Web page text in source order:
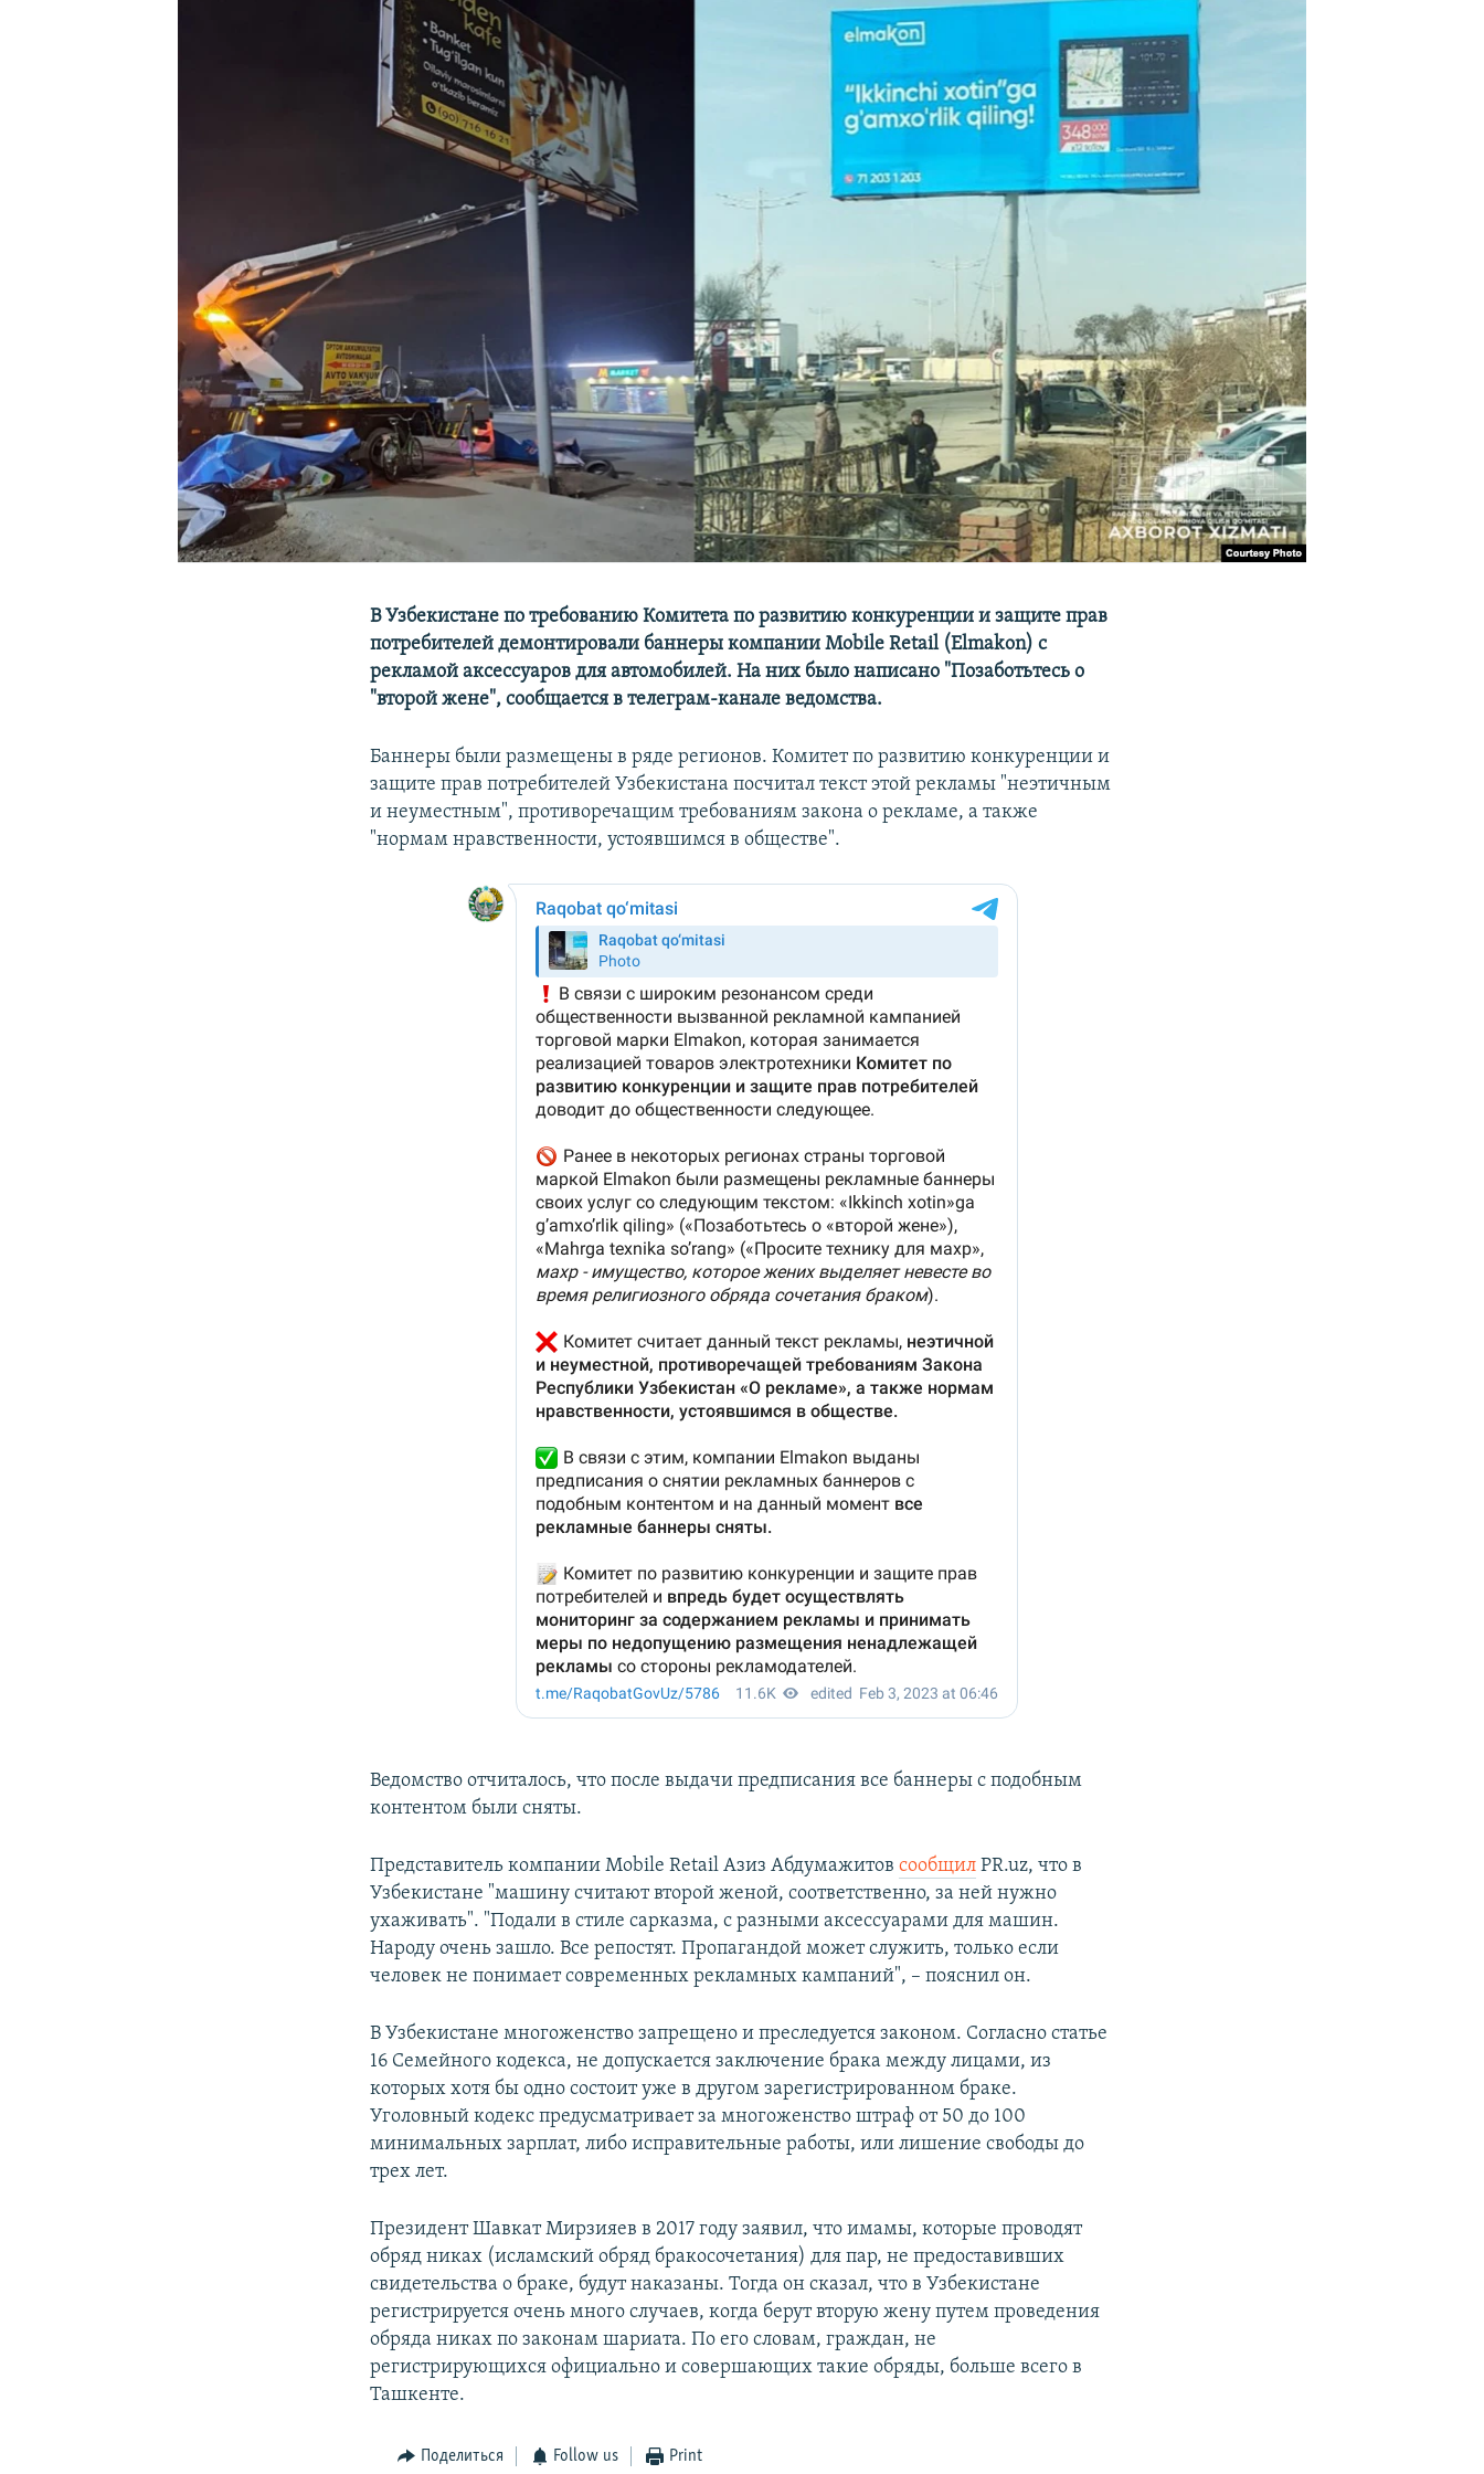
В Узбекистане по требованию Комитета по развитию конкуренции и защите прав
потребителей демонтировали баннеры компании Mobile Retail (Elmakon) с
рекламой аксессуаров для автомобилей. На них было написано "Позаботьтесь о
"второй жене", сообщается в телеграм-канале ведомства.
Баннеры были размещены в ряде регионов. Комитет по развитию конкуренции и
защите прав потребителей Узбекистана посчитал текст этой рекламы "неэтичным
и неуместным", противоречащим требованиям закона о рекламе, а также
"нормам нравственности, устоявшимся в обществе".
Ведомство отчиталось, что после выдачи предписания все баннеры с подобным
контентом были сняты.
Представитель компании Mobile Retail Азиз Абдумажитовсообщил PR.uz, что в
Узбекистане "машину считают второй женой, соответственно, за ней нужно
ухаживать". "Подали в стиле сарказма, с разными аксессуарами для машин.
Народу очень зашло. Все репостят. Пропагандой может служить, только если
человек не понимает современных рекламных кампаний", – пояснил он.
В Узбекистане многоженство запрещено и преследуется законом. Согласно статье
16 Семейного кодекса, не допускается заключение брака между лицами, из
которых хотя бы одно состоит уже в другом зарегистрированном браке.
Уголовный кодекс предусматривает за многоженство штраф от 50 до 100
минимальных зарплат, либо исправительные работы, или лишение свободы до
трех лет.
Президент Шавкат Мирзияев в 2017 году заявил, что имамы, которые проводят
обряд никах (исламский обряд бракосочетания) для пар, не предоставивших
свидетельства о браке, будут наказаны. Тогда он сказал, что в Узбекистане
регистрируется очень много случаев, когда берут вторую жену путем проведения
обряда никах по законам шариата. По его словам, граждан, не
регистрирующихся официально и совершающих такие обряды, больше всего в
Ташкенте.
Поделиться Follow us Print